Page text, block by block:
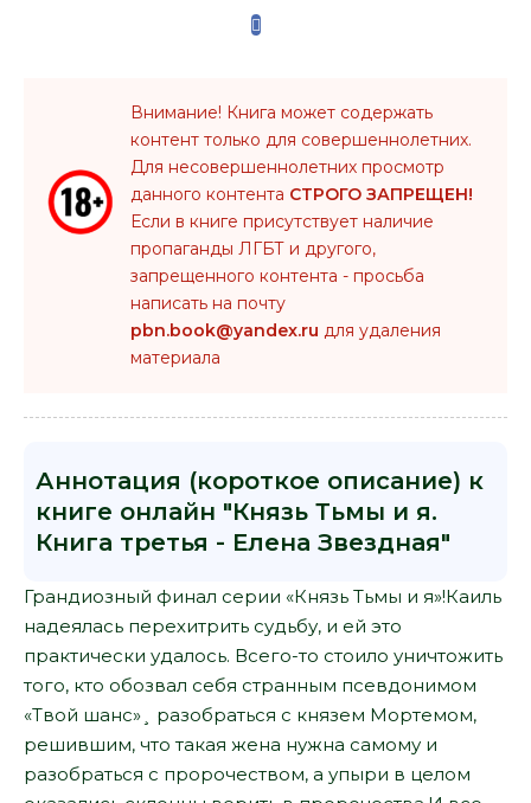
Внимание! Книга может содержать
контент только для совершеннолетних.
Для несовершеннолетних просмотр
данного контента СТРОГО ЗАПРЕЩЕН!
Если в книге присутствует наличие
пропаганды ЛГБТ и другого,
запрещенного контента - просьба
написать на почту
pbn.book@yandex.ru для удаления
материала
Аннотация (короткое описание) к
книге онлайн "Князь Тьмы и я.
Книга третья - Елена Звездная"
Грандиозный финал серии «Князь Тьмы и я»!Каиль
надеялась перехитрить судьбу, и ей это
практически удалось. Всего-то стоило уничтожить
того, кто обозвал себя странным псевдонимом
«Твой шанс»¸ разобраться с князем Мортемом,
решившим, что такая жена нужна самому и
разобраться с пророчеством, а упыри в целом